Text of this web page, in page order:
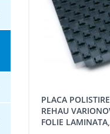
PLACA POLISTIREN CU NUTURI,
REHAU
FOLIE